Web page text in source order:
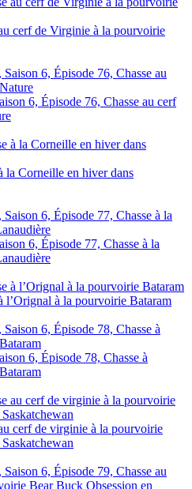
cerf de Virginie à la pourvoirie
6, Épisode 76, Chasse au cerf
la Corneille en hiver dans
6, Épisode 77, Chasse à la
l’Orignal à la pourvoirie Bataram
6, Épisode 78, Chasse à
cerf de virginie à la pourvoirie